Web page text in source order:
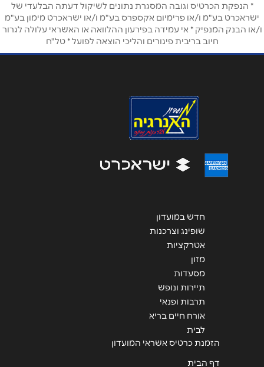
אימייל*
*
* הנפקת הכרטיס וגובה המסגרת נתונים לשיקול דעתה הבלעדי של
ישראכרט בע"מ ו/או פרימיום אקספרס בע"מ ו/או ישראכרט מימון בע"מ
ו/או הבנק המנפיק * אי עמידה בפירעון ההלוואה או האשראי עלולה לגרור
חיוב בריבית פיגורים והליכי הוצאה לפועל * טל"ח
חדש במועדון
שופינג וצרכנות
אטרקציות
מזון
מסעדות
תיירות ונופש
תרבות ופנאי
אורח חיים בריא
לבית
הזמנת כרטיס אשראי המועדון
דף הבית